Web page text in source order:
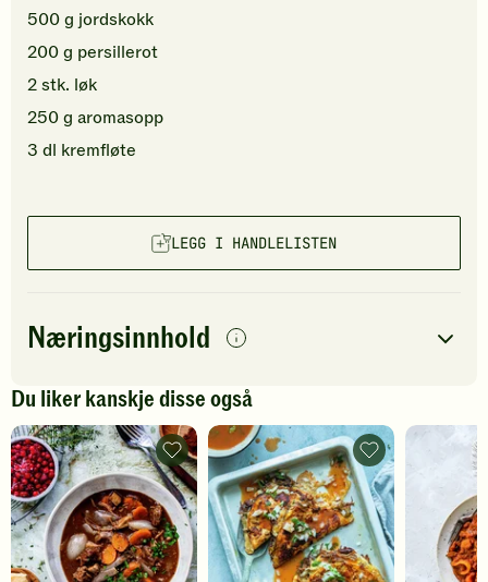
500g jordskokk
200g persillerot
2stk. løk
250g aromasopp
3 dl kremfløte
LEGG I HANDLELISTEN
Næringsinnhold
per porsjon
Navn på
næringsstoffetantall
Energi 2290kcal
Fett
Protein
182g
Karbohydrater
200 g
Du liker kanskje disse også
Kjøttgryte
-
legg
til
favoritter
Birria
taco
-
legg
til
favoritter